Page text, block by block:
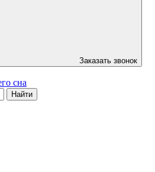
Заказать звонок
Найти